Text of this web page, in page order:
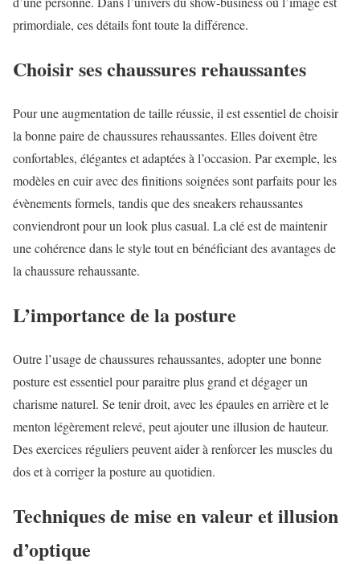
primordiale, ces détails font toute la différence.
Choisir ses chaussures rehaussantes
Pour une augmentation de taille réussie, il est essentiel de choisir
la bonne paire de chaussures rehaussantes. Elles doivent être
confortables, élégantes et adaptées à l’occasion. Par exemple, les
modèles en cuir avec des finitions soignées sont parfaits pour les
évènements formels, tandis que des sneakers rehaussantes
conviendront pour un look plus casual. La clé est de maintenir
une cohérence dans le style tout en bénéficiant des avantages de
la chaussure rehaussante.
L’importance de la posture
Outre l’usage de chaussures rehaussantes, adopter une bonne
posture est essentiel pour paraitre plus grand et dégager un
charisme naturel. Se tenir droit, avec les épaules en arrière et le
menton légèrement relevé, peut ajouter une illusion de hauteur.
Des exercices réguliers peuvent aider à renforcer les muscles du
dos et à corriger la posture au quotidien.
Techniques de mise en valeur et illusion
d’optique